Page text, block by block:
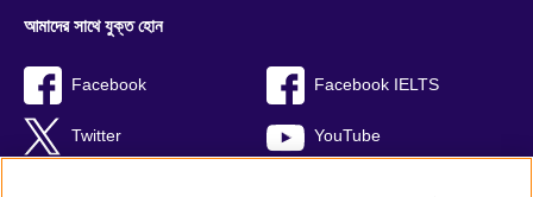
আমাদের সাথে যুক্ত হোন
Facebook Facebook IELTS
Twitter YouTube